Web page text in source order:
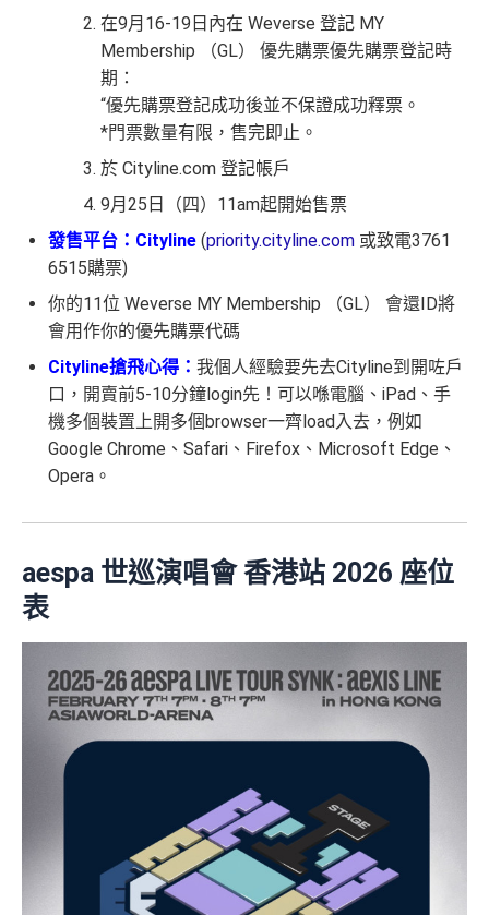
在9月16-19日內在 Weverse 登記 MY
Membership （GL） 優先購票優先購票登記時
期：
“優先購票登記成功後並不保證成功釋票。
*門票數量有限，售完即止。
於 Cityline.com 登記帳戶
9月25日（四）11am起開始售票
發售平台：Cityline (priority.cityline.com 或致電3761
6515購票)
你的11位 Weverse MY Membership （GL） 會還ID將
會用作你的優先購票代碼
Cityline搶飛心得： 我個人經驗要先去Cityline到開咗戶
口，開賣前5-10分鐘login先！可以喺電腦、iPad、手
機多個裝置上開多個browser一齊load入去，例如
Google Chrome、Safari、Firefox、Microsoft Edge、
Opera。
aespa 世巡演唱會 香港站 2026 座位
表